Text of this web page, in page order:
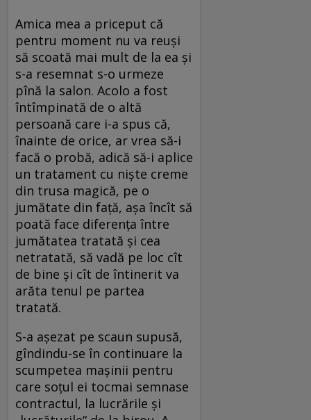
Amica mea a priceput că
pentru moment nu va reuşi
să scoată mai mult de la ea şi
s-a resemnat s-o urmeze
pînă la salon. Acolo a fost
întîmpinată de o altă
persoană care i-a spus că,
înainte de orice, ar vrea să-i
facă o probă, adică să-i aplice
un tratament cu nişte creme
din trusa magică, pe o
jumătate din faţă, aşa încît să
poată face diferenţa între
jumătatea tratată şi cea
netratată, să vadă pe loc cît
de bine şi cît de întinerit va
arăta tenul pe partea
tratată.
S-a aşezat pe scaun supusă,
gîndindu-se în continuare la
scumpetea maşinii pentru
care soţul ei tocmai semnase
contractul, la lucrările şi